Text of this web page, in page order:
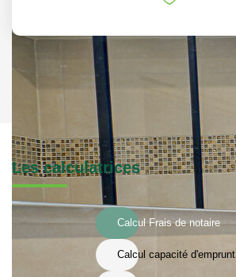
Les calculatrices
Calcul Frais de notaire
Calcul capacité d'emprunt